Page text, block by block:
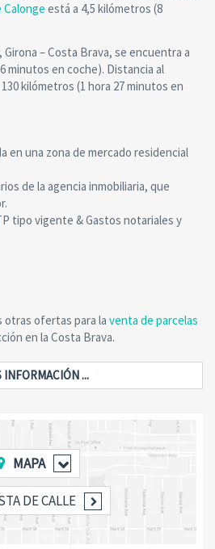
está a 4,5 kilómetros (8
– Costa Brava, se encuentra a
minutos en coche). Distancia al
kilómetros (1 hora 27 minutos en
en una zona de mercado residencial
de la agencia inmobiliaria, que
tipo vigente & Gastos notariales y
otras ofertas para la venta de parcelas
en la Costa Brava.
INFORMACIÓN ...
MAPA
DE CALLE